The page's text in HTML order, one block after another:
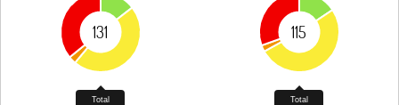
131
Total
115
Total